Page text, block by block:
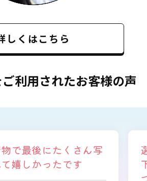
しくはこちら
利用されたお客様の声
選ぶ時から色々と親身になって
下さり、自分に似合うものを見
つけることができました